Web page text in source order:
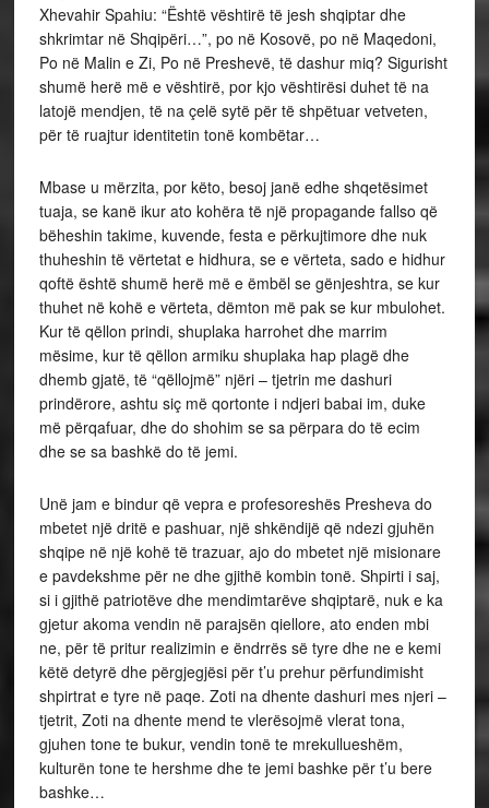
Xhevahir Spahiu: “Është vështirë të jesh shqiptar dhe
shkrimtar në Shqipëri…”, po në Kosovë, po në Maqedoni,
Po në Malin e Zi, Po në Preshevë, të dashur miq? Sigurisht
shumë herë më e vështirë, por kjo vështirësi duhet të na
latojë mendjen, të na çelë sytë për të shpëtuar vetveten,
për të ruajtur identitetin tonë kombëtar…
Mbase u mërzita, por këto, besoj janë edhe shqetësimet
tuaja, se kanë ikur ato kohëra të një propagande fallso që
bëheshin takime, kuvende, festa e përkujtimore dhe nuk
thuheshin të vërtetat e hidhura, se e vërteta, sado e hidhur
qoftë është shumë herë më e ëmbël se gënjeshtra, se kur
thuhet në kohë e vërteta, dëmton më pak se kur mbulohet.
Kur të qëllon prindi, shuplaka harrohet dhe marrim
mësime, kur të qëllon armiku shuplaka hap plagë dhe
dhemb gjatë, të “qëllojmë” njëri – tjetrin me dashuri
prindërore, ashtu siç më qortonte i ndjeri babai im, duke
më përqafuar, dhe do shohim se sa përpara do të ecim
dhe se sa bashkë do të jemi.
Unë jam e bindur që vepra e profesoreshës Presheva do
mbetet një dritë e pashuar, një shkëndijë që ndezi gjuhën
shqipe në një kohë të trazuar, ajo do mbetet një misionare
e pavdekshme për ne dhe gjithë kombin tonë. Shpirti i saj,
si i gjithë patriotëve dhe mendimtarëve shqiptarë, nuk e ka
gjetur akoma vendin në parajsën qiellore, ato enden mbi
ne, për të pritur realizimin e ëndrrës së tyre dhe ne e kemi
këtë detyrë dhe përgjegjësi për t’u prehur përfundimisht
shpirtrat e tyre në paqe. Zoti na dhente dashuri mes njeri –
tjetrit, Zoti na dhente mend te vlerësojmë vlerat tona,
gjuhen tone te bukur, vendin tonë te mrekullueshëm,
kulturën tone te hershme dhe te jemi bashke për t’u bere
bashke…